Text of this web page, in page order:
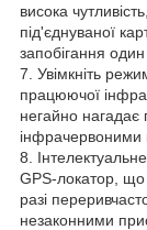
висока
під'єднуваної
запобігання
7. Увімкніть
працюючої
негайно
інфрачервоними
8.
GPS-локатор, що
разі
незаконними